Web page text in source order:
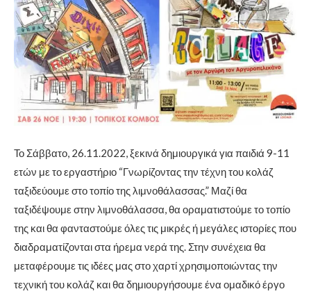
Το Σάββατο, 26.11.2022, ξεκινά δημιουργικά για παιδιά 9-11
ετών με το εργαστήριο “Γνωρίζοντας την τέχνη του κολάζ
ταξιδεύουμε στο τοπίο της λιμνοθάλασσας.” Μαζί θα
ταξιδέψουμε στην λιμνοθάλασσα, θα οραματιστούμε το τοπίο
της και θα φανταστούμε όλες τις μικρές ή μεγάλες ιστορίες που
διαδραματίζονται στα ήρεμα νερά της. Στην συνέχεια θα
μεταφέρουμε τις ιδέες μας στο χαρτί χρησιμοποιώντας την
τεχνική του κολάζ και θα δημιουργήσουμε ένα ομαδικό έργο